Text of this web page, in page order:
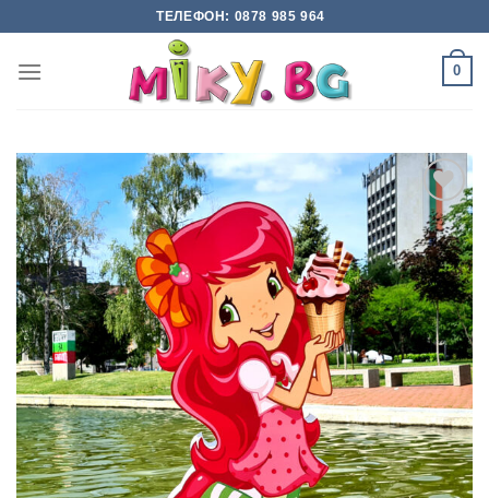
content
ТЕЛЕФОН: 0878 985 964
0
Add to
wishlist